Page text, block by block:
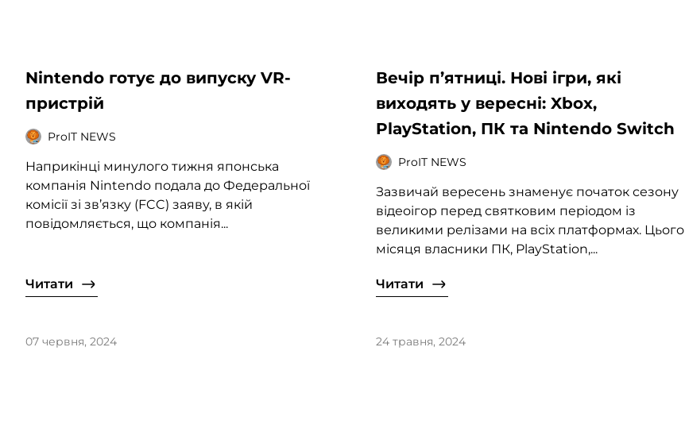
Nintendo готує до випуску VR-
пристрій
ProIT NEWS
Наприкінці минулого тижня японська
компанія Nintendo подала до Федеральної
комісії зі зв’язку (FCC) заяву, в якій
повідомляється, що компанія...
Читати
Вечір п’ятниці. Нові ігри, які
виходять у вересні: Xbox,
PlayStation, ПК та Nintendo Switch
ProIT NEWS
Зазвичай вересень знаменує початок сезону
відеоігор перед святковим періодом із
великими релізами на всіх платформах. Цього
місяця власники ПК, PlayStation,...
Читати
07 червня, 2024 24 травня, 2024